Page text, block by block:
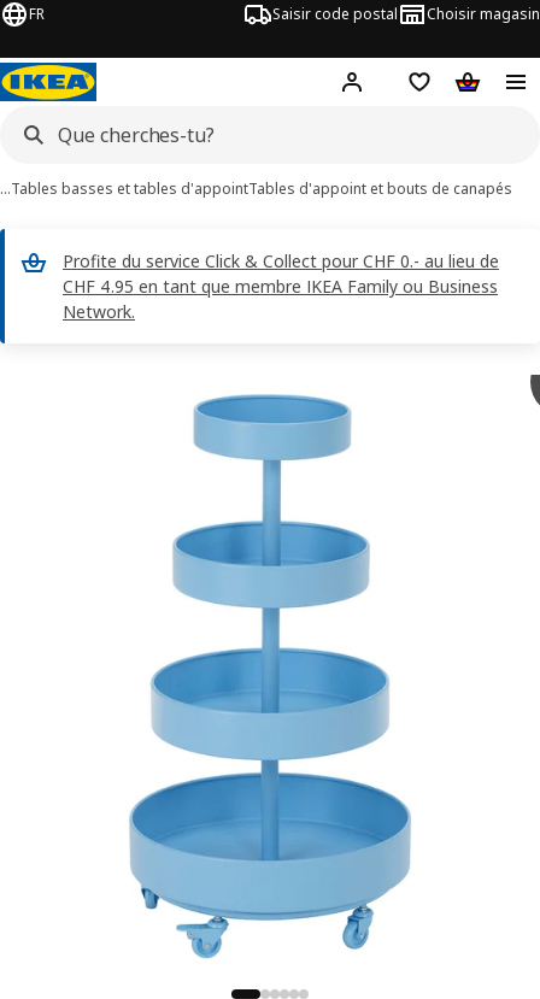
FR Saisir code postal Choisir magasin
Hej! Connecte-toi
Liste d'achats
Panier
…Tables basses et tables d'appointTables d'appoint et bouts de canapés
Profite du service Click & Collect pour CHF 0.- au lieu de
CHF 4.95 en tant que membre IKEA Family ou Business
Network.